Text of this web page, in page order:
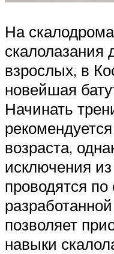
На
скалолазания
взрослых, в
новейшая
Начинать
возраста,
исключения
проводятся
позволяет
навыки